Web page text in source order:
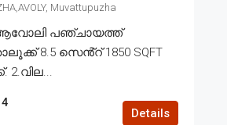
Muvattupuzha
ആവോലി പഞ്ചായത്ത്
8.5 സെൻ്റ് 1850 SQFT
2.വില...
4
Details